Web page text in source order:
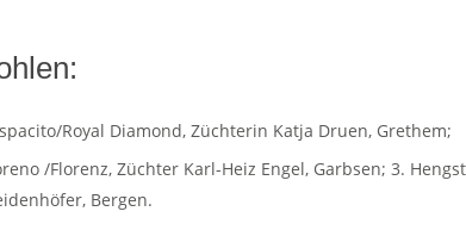
Royal Diamond, Züchterin Katja Druen, Grethem;
/Florenz, Züchter Karl-Heiz Engel, Garbsen; 3.
Bergen.